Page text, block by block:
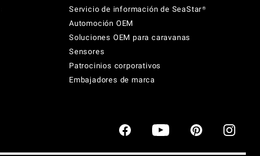
Servicio de información de SeaStar®
Automoción OEM
Soluciones OEM para caravanas
Sensores
Patrocinios corporativos
Embajadores de marca